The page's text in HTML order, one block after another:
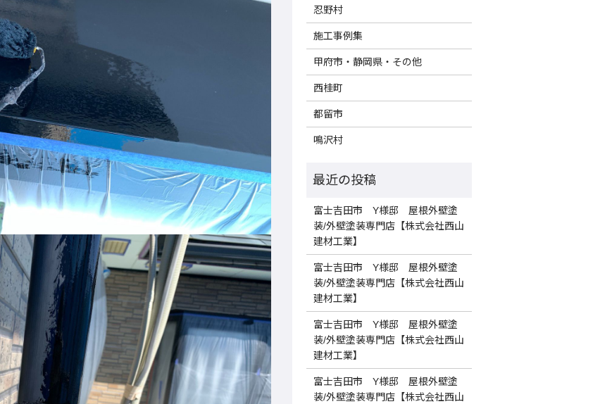
忍野村
施工事例集
甲府市・静岡県・その他
西桂町
都留市
鳴沢村
富士吉田市 Y様邸 屋根外壁塗
装/外壁塗装専門店【株式会社西山
建材工業】
富士吉田市 Y様邸 屋根外壁塗
装/外壁塗装専門店【株式会社西山
建材工業】
富士吉田市 Y様邸 屋根外壁塗
装/外壁塗装専門店【株式会社西山
建材工業】
富士吉田市 Y様邸 屋根外壁塗
装/外壁塗装専門店【株式会社西山